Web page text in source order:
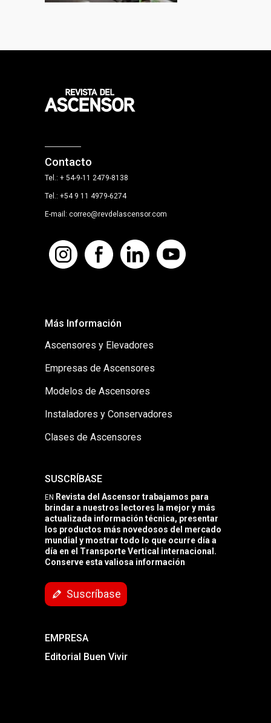
Contacto
Tel.: + 54-9-11 2479-8138
Tel.: +54 9 11 4979-6274
E-mail: correo@revdelascensor.com
Más Información
Ascensores y Elevadores
Empresas de Ascensores
Modelos de Ascensores
Instaladores y Conservadores
Clases de Ascensores
SUSCRÍBASE
EN Revista del Ascensor trabajamos para
brindar a nuestros lectores la mejor y más
actualizada información técnica, presentar
los productos más novedosos del mercado
mundial y mostrar todo lo que ocurre día a
día en el Transporte Vertical internacional.
Conserve esta valiosa información
Suscríbase
EMPRESA
Editorial Buen Vivir